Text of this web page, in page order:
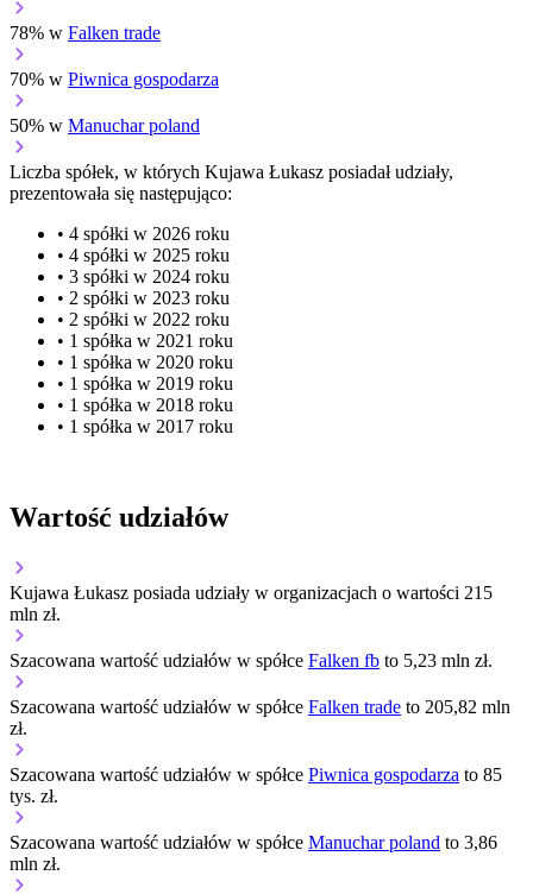
78% w Falken trade
70% w Piwnica gospodarza
50% w Manuchar poland
Liczba spółek, w których Kujawa Łukasz posiadał udziały,
prezentowała się następująco:
• 4 spółki w 2026 roku
• 4 spółki w 2025 roku
• 3 spółki w 2024 roku
• 2 spółki w 2023 roku
• 2 spółki w 2022 roku
• 1 spółka w 2021 roku
• 1 spółka w 2020 roku
• 1 spółka w 2019 roku
• 1 spółka w 2018 roku
• 1 spółka w 2017 roku
Wartość udziałów
Kujawa Łukasz posiada udziały w organizacjach o wartości 215
mln zł.
Szacowana wartość udziałów w spółce Falken fb to 5,23 mln zł.
Szacowana wartość udziałów w spółce Falken trade to 205,82 mln
zł.
Szacowana wartość udziałów w spółce Piwnica gospodarza to 85
tys. zł.
Szacowana wartość udziałów w spółce Manuchar poland to 3,86
mln zł.